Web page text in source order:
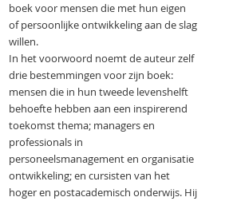
boek voor mensen die met hun eigen
of persoonlijke ontwikkeling aan de slag
willen.
In het voorwoord noemt de auteur zelf
drie bestemmingen voor zijn boek:
mensen die in hun tweede levenshelft
behoefte hebben aan een inspirerend
toekomst thema; managers en
professionals in
personeelsmanagement en organisatie
ontwikkeling; en cursisten van het
hoger en postacademisch onderwijs. Hij